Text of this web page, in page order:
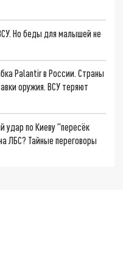
Но беды для малышей не
Palantir в России. Страны
оружия. ВСУ теряют
удар по Киеву "пересёк
ЛБС? Тайные переговоры